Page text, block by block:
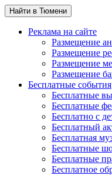
Найти в Тюмени
Реклама на сайте
Размещение
Размещение
Размещение
Размещение
Бесплатные события
Бесплатные
Бесплатные
Бесплатно с
Бесплатный
Бесплатная
Бесплатные
Бесплатные
Бесплатное